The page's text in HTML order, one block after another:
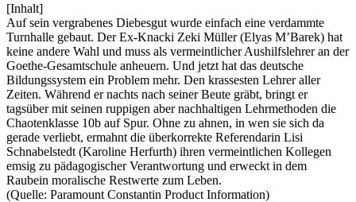
[Inhalt]
Auf sein vergrabenes Diebesgut wurde einfach eine verdammte
Turnhalle gebaut. Der Ex-Knacki Zeki Müller (Elyas M’Barek) hat
keine andere Wahl und muss als vermeintlicher Aushilfslehrer an der
Goethe-Gesamtschule anheuern. Und jetzt hat das deutsche
Bildungssystem ein Problem mehr. Den krassesten Lehrer aller
Zeiten. Während er nachts nach seiner Beute gräbt, bringt er
tagsüber mit seinen ruppigen aber nachhaltigen Lehrmethoden die
Chaotenklasse 10b auf Spur. Ohne zu ahnen, in wen sie sich da
gerade verliebt, ermahnt die überkorrekte Referendarin Lisi
Schnabelstedt (Karoline Herfurth) ihren vermeintlichen Kollegen
emsig zu pädagogischer Verantwortung und erweckt in dem
Raubein moralische Restwerte zum Leben.
(Quelle: Paramount Constantin Product Information)